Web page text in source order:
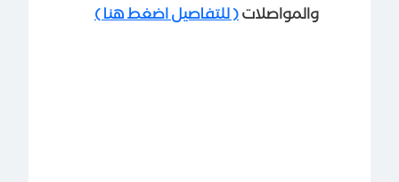
والمواصلات( للتفاصيل اضغط هنا )